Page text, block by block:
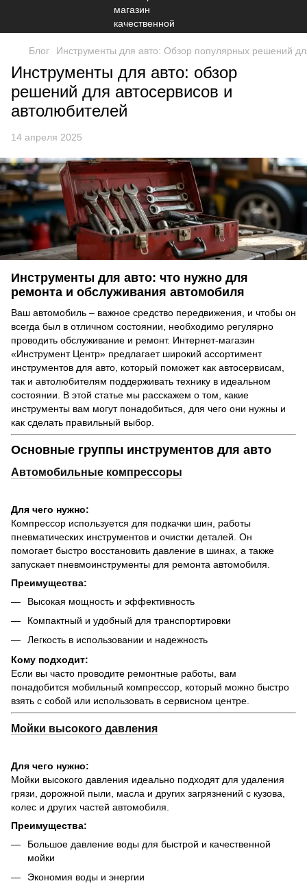
Блог Инструменты для авто: Обзор популярных решений
Инструменты для авто: обзор
решений для автосервисов и
автолюбителей
14 апреля 2025
Инструменты для авто: что нужно для
ремонта и обслуживания автомобиля
Ваш автомобиль – важное средство передвижения, и чтобы он
всегда был в отличном состоянии, необходимо регулярно
проводить обслуживание и ремонт. Интернет-магазин
«Инструмент Центр» предлагает широкий ассортимент
инструментов для авто, который поможет как автосервисам,
так и автолюбителям поддерживать технику в идеальном
состоянии. В этой статье мы расскажем о том, какие
инструменты вам могут понадобиться, для чего они нужны и
как сделать правильный выбор.
Основные группы инструментов для авто
Автомобильные компрессоры
Для чего нужно:
Компрессор используется для подкачки шин, работы
пневматических инструментов и очистки деталей. Он
помогает быстро восстановить давление в шинах, а также
запускает пневмоинструменты для ремонта автомобиля.
Преимущества:
Высокая мощность и эффективность
Компактный и удобный для транспортировки
Легкость в использовании и надежность
Кому подходит:
Если вы часто проводите ремонтные работы, вам
понадобится мобильный компрессор, который можно быстро
взять с собой или использовать в сервисном центре.
Мойки высокого давления
Для чего нужно:
Мойки высокого давления идеально подходят для удаления
грязи, дорожной пыли, масла и других загрязнений с кузова,
колес и других частей автомобиля.
Преимущества:
Большое давление воды для быстрой и качественной
мойки
Экономия воды и энергии